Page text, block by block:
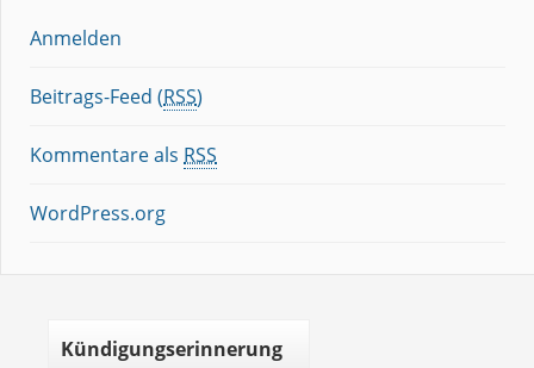
Anmelden
Beitrags-Feed (RSS)
Kommentare als RSS
WordPress.org
Kündigungserinnerung